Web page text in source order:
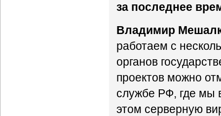
за последнее
Владимир
работаем с
органов
проектов можно
службе РФ, где мы
этом серверную